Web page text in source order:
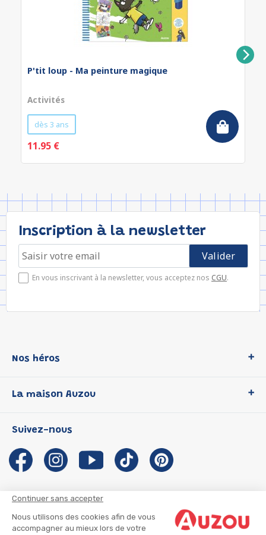
Continuer sans accepter
Nous utilisons des cookies afin de vous
accompagner au mieux lors de votre
P'tit loup - Ma peinture magique
Activités
dès 3 ans
11.95 €
Inscription à la newsletter
En vous inscrivant à la newsletter, vous acceptez nos CGU.
Nos héros
P'tit Loup
Les Influenceuses
Migali
Petite Taupe
La maison Auzou
Notre histoire
Auzou s'engage
Auteurs et illustrateurs Auzou
Suivre mon colis
Suivez-nous
CGU